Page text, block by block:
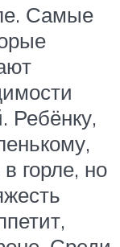
Самые
Ребёнку,
горле, но